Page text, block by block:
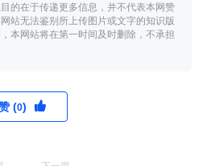
的在于传递更多信息，并不代表本网赞
站无法鉴别所上传图片或文字的知识版
本网站将在第一时间及时删除，不承担
(0)